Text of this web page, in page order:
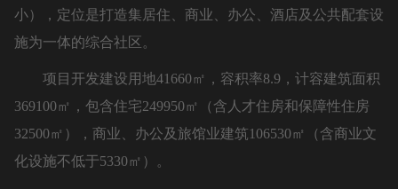
小），定位是打造集居住、商业、办公、酒店及公共配套设
施为一体的综合社区。
项目开发建设用地41660㎡，容积率8.9，计容建筑面积
369100㎡，包含住宅249950㎡（含人才住房和保障性住房
32500㎡），商业、办公及旅馆业建筑106530㎡（含商业文
化设施不低于5330㎡）。